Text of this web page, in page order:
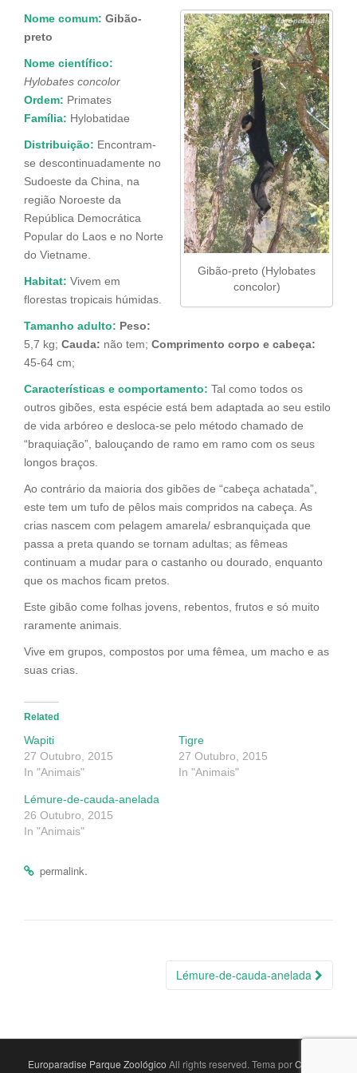
Gibão-preto (Hylobates
concolor)
Nome comum: Gibão-
preto
Nome científico:
Hylobates concolor
Ordem: Primates
Família: Hylobatidae
Distribuição: Encontram-
se descontinuadamente no
Sudoeste da China, na
região Noroeste da
República Democrática
Popular do Laos e no Norte
do Vietname.
Habitat: Vivem em
florestas tropicais húmidas.
Tamanho adulto: Peso:
5,7 kg; Cauda: não tem; Comprimento corpo e cabeça:
45-64 cm;
Características e comportamento: Tal como todos os
outros gibões, esta espécie está bem adaptada ao seu estilo
de vida arbóreo e desloca-se pelo método chamado de
“braquiação”, balouçando de ramo em ramo com os seus
longos braços.
Ao contrário da maioria dos gibões de “cabeça achatada”,
este tem um tufo de pêlos mais compridos na cabeça. As
crias nascem com pelagem amarela/ esbranquiçada que
passa a preta quando se tornam adultas; as fêmeas
continuam a mudar para o castanho ou dourado, enquanto
que os machos ficam pretos.
Este gibão come folhas jovens, rebentos, frutos e só muito
raramente animais.
Vive em grupos, compostos por uma fêmea, um macho e as
suas crias.
Related
Wapiti
27 Outubro, 2015
In "Animais"
Tigre
27 Outubro, 2015
In "Animais"
Lémure-de-cauda-anelada
26 Outubro, 2015
In "Animais"
permalink.
Lémure-de-cauda-anelada
Europaradise Parque Zoológico All rights reserved. Tema porColorlib